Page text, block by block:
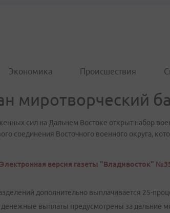
Экономика Происшествия
миротворческий
сил на Дальнем Востоке открыт набор
соединения Восточного военного округа,
Электронная версия газеты "Владивосток"
дополнительно выплачивается 25-
выплаты предусмотрены за дальние